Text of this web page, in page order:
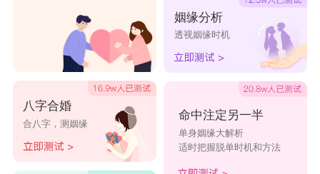
龙年吉祥成语对联
1. 上联：发愤图强兴大业 下联：勤劳致富建小康 横
批：科技致富
2. 上联：春风入喜财入户 下联：岁月更新福满门 横
八字合婚
合八字，测姻缘
姻缘分析
透视姻缘时机
命中注定另一半
单身姻缘大解析
适时把握脱单时机和方法